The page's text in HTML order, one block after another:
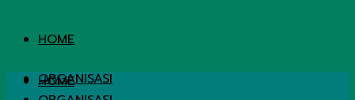
HOME
ORGANISASI
HOME